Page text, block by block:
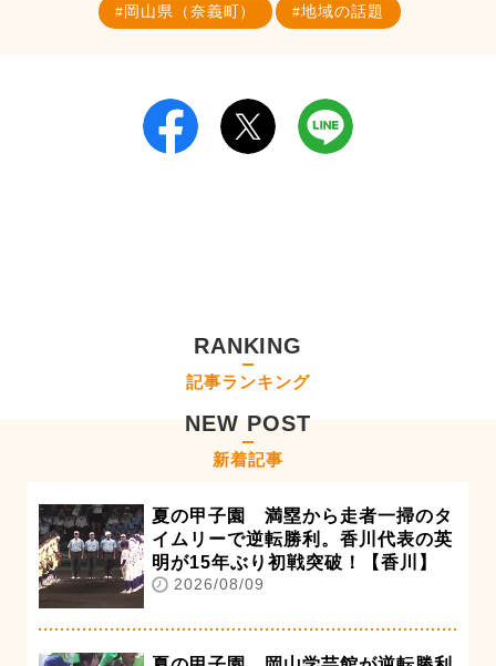
岡山県（奈義町） 地域の話題
RANKING
記事ランキング
NEW POST
新着記事
夏の甲子園 満塁から走者一掃のタ
イムリーで逆転勝利。香川代表の英
明が15年ぶり初戦突破！【香川】
2026/08/09